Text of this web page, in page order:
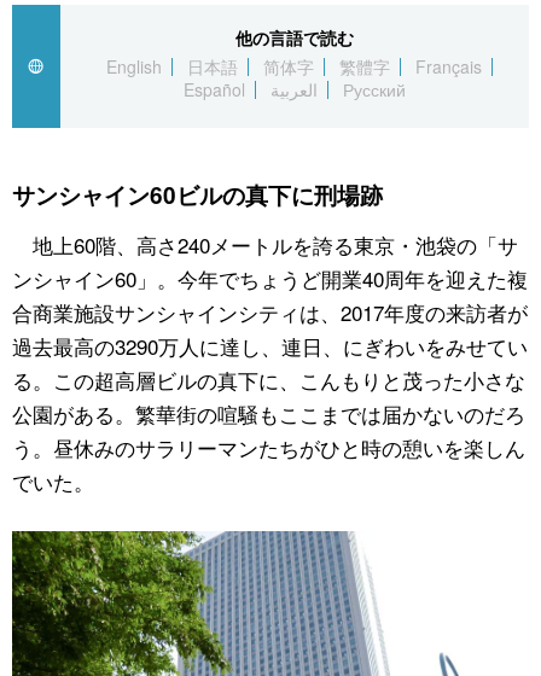
公式SNS
他の言語で読む
English
日本語 简体字 繁體字
Français
Español
العربية Русский
サンシャイン60ビルの真下に刑場跡
地上60階、高さ240メートルを誇る東京・池袋の「サ
ンシャイン60」。今年でちょうど開業40周年を迎えた複
合商業施設サンシャインシティは、2017年度の来訪者が
過去最高の3290万人に達し、連日、にぎわいをみせてい
る。この超高層ビルの真下に、こんもりと茂った小さな
公園がある。繁華街の喧騒もここまでは届かないのだろ
う。昼休みのサラリーマンたちがひと時の憩いを楽しん
でいた。